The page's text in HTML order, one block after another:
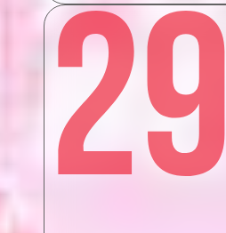
29